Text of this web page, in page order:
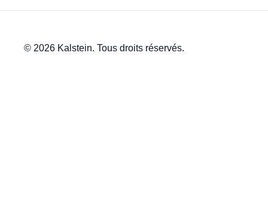
© 2026 Kalstein. Tous droits réservés.